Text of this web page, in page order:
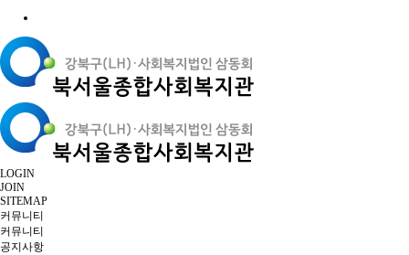
LOGIN
JOIN
SITEMAP
커뮤니티
커뮤니티
공지사항